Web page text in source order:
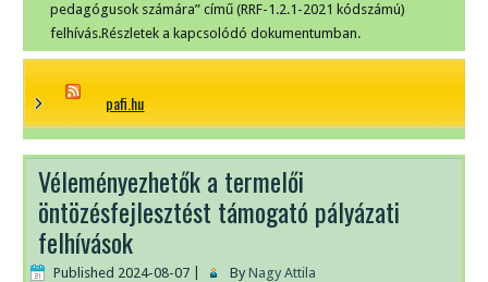
pedagógusok számára” című (RRF-1.2.1-2021 kódszámú)
felhívás.Részletek a kapcsolódó dokumentumban.
pafi.hu
Véleményezhetők a termelői
öntözésfejlesztést támogató pályázati
felhívások
Published 2024-08-07 By Nagy Attila